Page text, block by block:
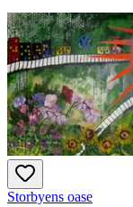
Storbyens oase